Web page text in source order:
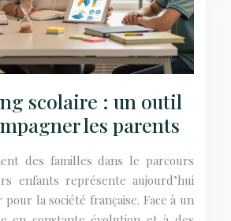
scolaire : un outil
les parents
des familles dans le parcours
enfants représente aujourd’hui
la société française. Face à un